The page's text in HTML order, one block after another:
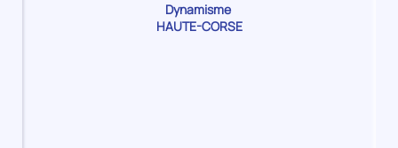
Dynamisme
HAUTE-CORSE